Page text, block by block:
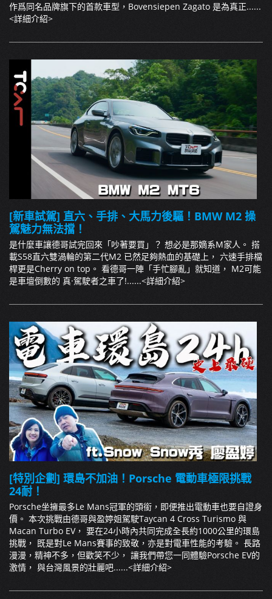
作爲同名品牌旗下的首款車型，Bovensiepen Zagato 是為真正......
<詳細介紹>
[新車試駕] 直六、手排、大馬力後驅！BMW M2 操
駕魅力無法擋！
是什麼車讓德哥試完回來「吵著要買」？ 想必是那嫡系M家人。 搭
載S58直六雙渦輪的第二代M2 已然足夠熱血的基礎上， 六速手排檔
桿更是Cherry on top。 看德哥一陣「手忙腳亂」就知道， M2可能
是車壇倒數的 真·駕駛者之車了!......<詳細介紹>
[特別企劃] 環島不加油！Porsche 電動車極限挑戰
24耐！
Porsche坐擁最多Le Mans冠軍的頭銜，即便推出電動車也要自證身
價。 本次挑戰由德哥與盈婷姐駕駛Taycan 4 Cross Turismo 與
Macan Turbo EV， 要在24小時內共同完成全長約1000公里的環島
挑戰， 既是對Le Mans賽事的致敬，亦是對電車性能的考驗。 長路
漫漫，精神不多，但歡笑不少， 讓我們帶您一同體驗Porsche EV的
激情， 與台灣風景的壯麗吧......<詳細介紹>